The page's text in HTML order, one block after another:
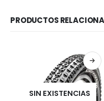
PRODUCTOS
SIN EXISTENCIAS